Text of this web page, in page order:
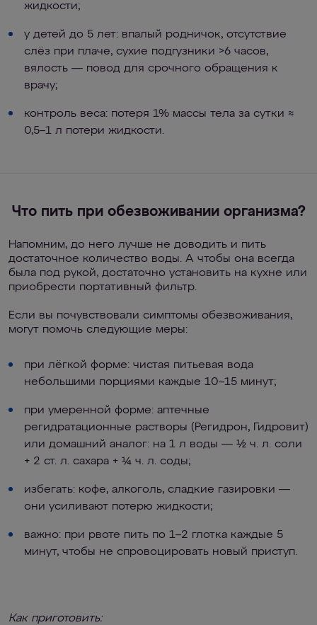
жидкости;
у детей до 5 лет: впалый родничок, отсутствие
слёз при плаче, сухие подгузники >6 часов,
вялость — повод для срочного обращения к
врачу;
контроль веса: потеря 1% массы тела за сутки ≈
0,5–1 л потери жидкости.
Что пить при обезвоживании организма?
Напомним, до него лучше не доводить и пить
достаточное количество воды. А чтобы она всегда
была под рукой, достаточно установить на кухне или
приобрести портативный фильтр.
Если вы почувствовали симптомы обезвоживания,
могут помочь следующие меры:
при лёгкой форме: чистая питьевая вода
небольшими порциями каждые 10–15 минут;
при умеренной форме: аптечные
регидратационные растворы (Регидрон, Гидровит)
или домашний аналог: на 1 л воды — ½ ч. л. соли
+ 2 ст. л. сахара + ¼ ч. л. соды;
избегать: кофе, алкоголь, сладкие газировки —
они усиливают потерю жидкости;
важно: при рвоте пить по 1–2 глотка каждые 5
минут, чтобы не спровоцировать новый приступ.
Как приготовить: